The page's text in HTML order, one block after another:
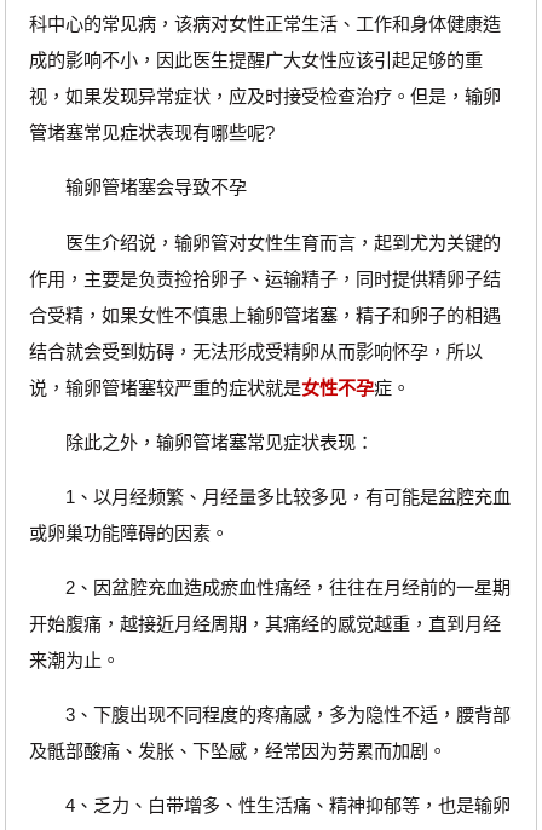
科中心的常见病，该病对女性正常生活、工作和身体健康造
成的影响不小，因此医生提醒广大女性应该引起足够的重
视，如果发现异常症状，应及时接受检查治疗。但是，输卵
管堵塞常见症状表现有哪些呢?
输卵管堵塞会导致不孕
医生介绍说，输卵管对女性生育而言，起到尤为关键的
作用，主要是负责捡拾卵子、运输精子，同时提供精卵子结
合受精，如果女性不慎患上输卵管堵塞，精子和卵子的相遇
结合就会受到妨碍，无法形成受精卵从而影响怀孕，所以
说，输卵管堵塞较严重的症状就是女性不孕症。
除此之外，输卵管堵塞常见症状表现：
1、以月经频繁、月经量多比较多见，有可能是盆腔充血
或卵巢功能障碍的因素。
2、因盆腔充血造成瘀血性痛经，往往在月经前的一星期
开始腹痛，越接近月经周期，其痛经的感觉越重，直到月经
来潮为止。
3、下腹出现不同程度的疼痛感，多为隐性不适，腰背部
及骶部酸痛、发胀、下坠感，经常因为劳累而加剧。
4、乏力、白带增多、性生活痛、精神抑郁等，也是输卵